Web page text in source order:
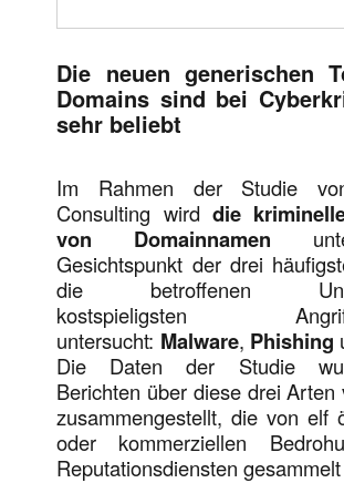
Die neuen generischen
Domains sind bei
sehr beliebt
Im Rahmen der Studie
Consulting wird die
von Domainnamen
Gesichtspunkt der drei
die betroffenen
kostspieligsten
untersucht: Malware, Phishing
Die Daten der Studie
Berichten über diese drei Arten
zusammengestellt, die von elf
oder kommerziellen
Reputationsdiensten